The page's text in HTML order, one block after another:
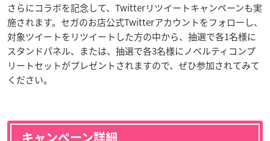
さらにコラボを記念して、Twitterリツイートキャンペーンも実
施されます。セガのお店公式Twitterアカウントをフォローし、
対象ツイートをリツイートした方の中から、抽選で各1名様に
スタンドパネル、または、抽選で各3名様にノベルティコンプ
リートセットがプレゼントされますので、ぜひ参加されてみて
ください。
キャンペーン詳細